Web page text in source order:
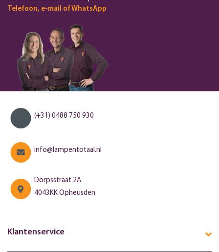
Telefoon, e-mail of WhatsApp
(+31) 0488 750 930
info@lampentotaal.nl
Dorpsstraat 2A
4043KK Opheusden
Klantenservice